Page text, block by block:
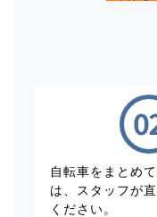
自転車をまとめ
は、スタッフが
ください。